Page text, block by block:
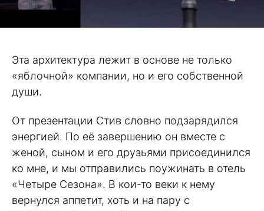
Эта архитектура лежит в основе не только
«яблочной» компании, но и его собственной
души.
От презентации Стив словно подзарядился
энергией. По её завершению он вместе с
женой, сыном и его друзьями присоединился
ко мне, и мы отправились поужинать в отель
«Четыре Сезона». В кои-то веки к нему
вернулся аппетит, хоть и на пару с